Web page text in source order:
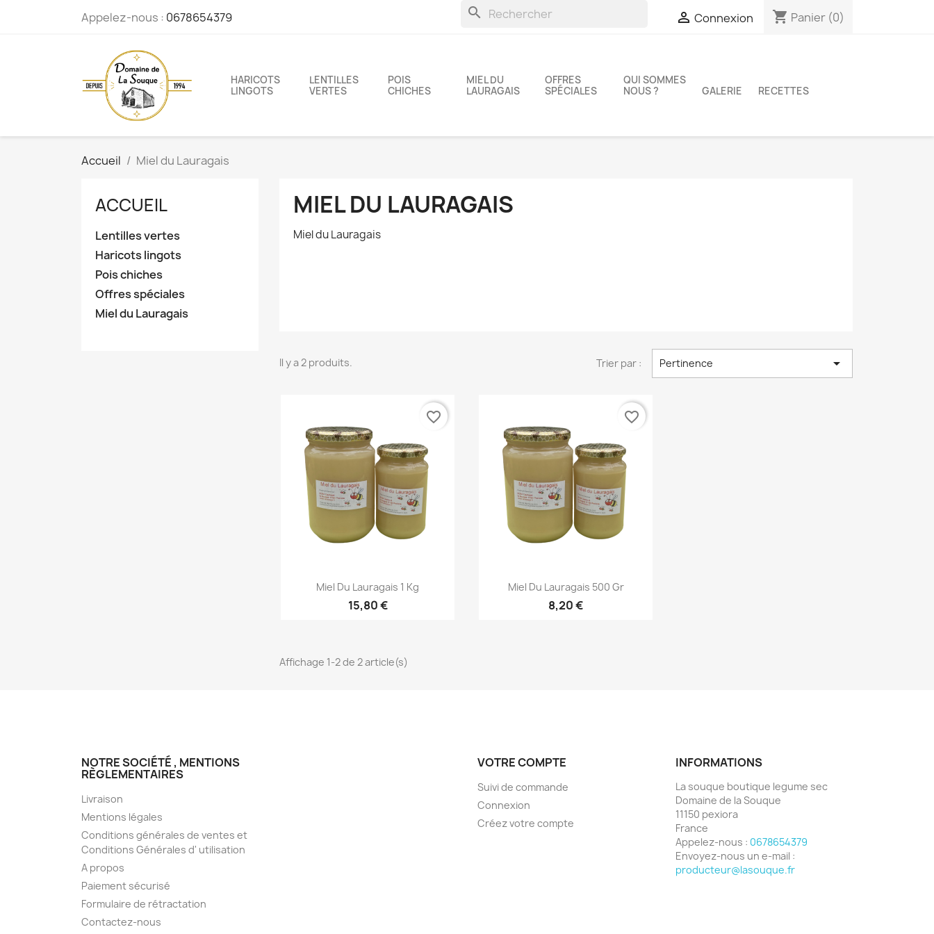
Appelez-nous : 0678654379 search  Connexion shopping_cart Panier (0)
HARICOTS
LINGOTS
LENTILLES
VERTES
POIS
CHICHES
MIEL DU
LAURAGAIS
OFFRES
SPÉCIALES
QUI SOMMES
NOUS ?
GALERIE RECETTES
Accueil Miel du Lauragais
ACCUEIL
Lentilles vertes
Haricots lingots
Pois chiches
Offres spéciales
Miel du Lauragais
MIEL DU LAURAGAIS
Miel du Lauragais
Il y a 2 produits. Trier par : Pertinence 
 Aperçu rapide
Miel Du Lauragais 1 Kg
15,80 €
favorite_border
Aperçu rapide
Miel Du Lauragais 500 Gr
8,20 €
favorite_border
Affichage 1-2 de 2 article(s)
NOTRE SOCIÉTÉ , MENTIONS
RÈGLEMENTAIRES
Livraison
Mentions légales
Conditions générales de ventes et
Conditions Générales d' utilisation
A propos
Paiement sécurisé
Formulaire de rétractation
Contactez-nous
VOTRE COMPTE
Suivi de commande
Connexion
Créez votre compte
INFORMATIONS
La souque boutique legume sec
Domaine de la Souque
11150 pexiora
France
Appelez-nous : 0678654379
Envoyez-nous un e-mail :
producteur@lasouque.fr